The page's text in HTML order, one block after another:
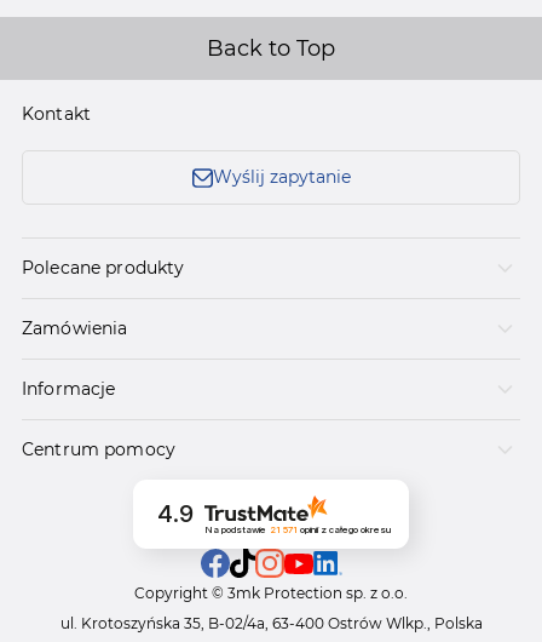
Back to Top
Kontakt
Wyślij zapytanie
Polecane produkty
Zamówienia
Informacje
Centrum pomocy
4.9
Na podstawie 21 571 opinii z całego okresu
Copyright © 3mk Protection sp. z o.o.
ul. Krotoszyńska 35, B-02/4a, 63-400 Ostrów Wlkp., Polska